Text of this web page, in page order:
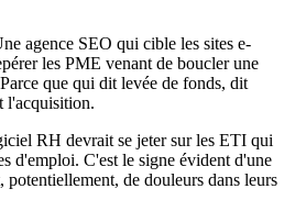
agence SEO qui cible les sites e-
les PME venant de boucler une
que qui dit levée de fonds, dit
l'acquisition.
RH devrait se jeter sur les ETI qui
d'emploi. C'est le signe évident d'une
potentiellement, de douleurs dans leurs